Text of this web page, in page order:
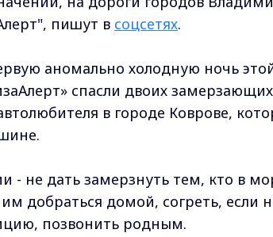
пишут в соцсетях.
аномально холодную ночь
спасли двоих
в городе Коврове,
- не дать замерзнуть тем, кто в
добраться домой, согреть, если
позвонить родным.